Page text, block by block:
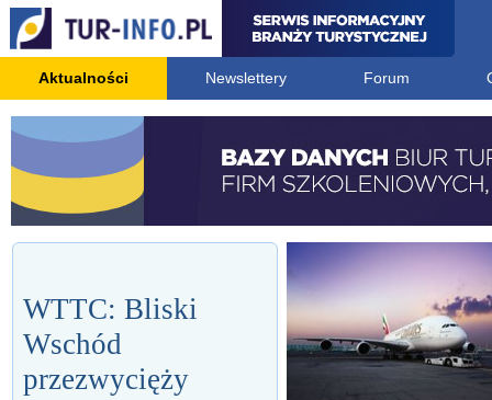
Aktualności Newslettery Forum
WTTC: Bliski
Wschód
przezwycięży